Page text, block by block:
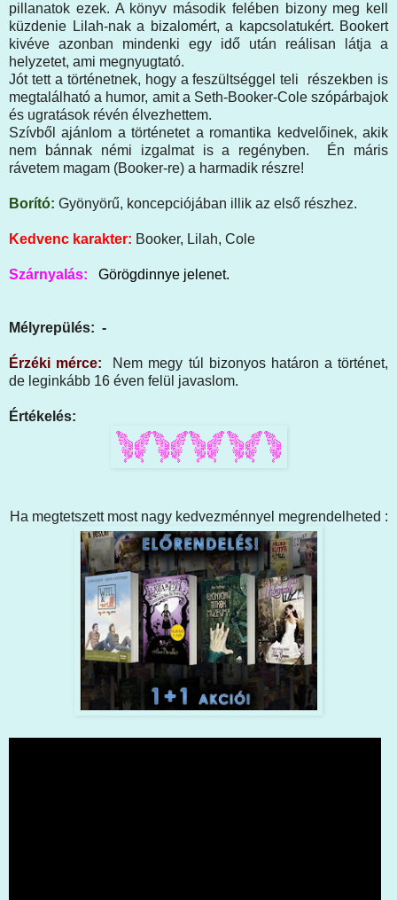
pillanatok ezek. A könyv második felében bizony meg kell
küzdenie Lilah-nak a bizalomért, a kapcsolatukért. Bookert
kivéve azonban mindenki egy idő után reálisan látja a
helyzetet, ami megnyugtató.
Jót tett a történetnek, hogy a feszültséggel teli részekben is
megtalálható a humor, amit a Seth-Booker-Cole szópárbajok
és ugratások révén élvezhettem.
Szívből ajánlom a történetet a romantika kedvelőinek, akik
nem bánnak némi izgalmat is a regényben. Én máris
rávetem magam (Booker-re) a harmadik részre!
Borító: Gyönyörű, koncepciójában illik az első részhez.
Kedvenc karakter: Booker, Lilah, Cole
Szárnyalás: Görögdinnye jelenet.
Mélyrepülés: -
Érzéki mérce: Nem megy túl bizonyos határon a történet,
de leginkább 16 éven felül javaslom.
Értékelés:
Ha megtetszett most nagy kedvezménnyel megrendelheted :